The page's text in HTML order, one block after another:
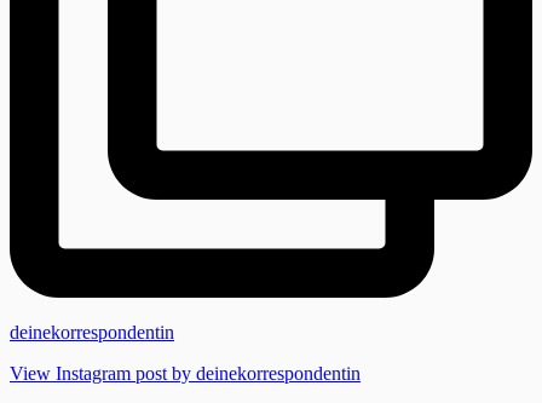
deinekorrespondentin
View Instagram post by deinekorrespondentin